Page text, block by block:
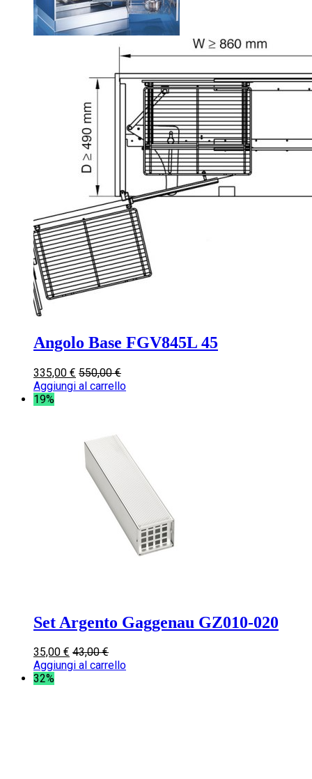
Angolo Base FGV845L 45
335,00 € 550,00€
Aggiungi al carrello
19%
Set Argento Gaggenau GZ010-020
35,00 € 43,00€
Aggiungi al carrello
32%